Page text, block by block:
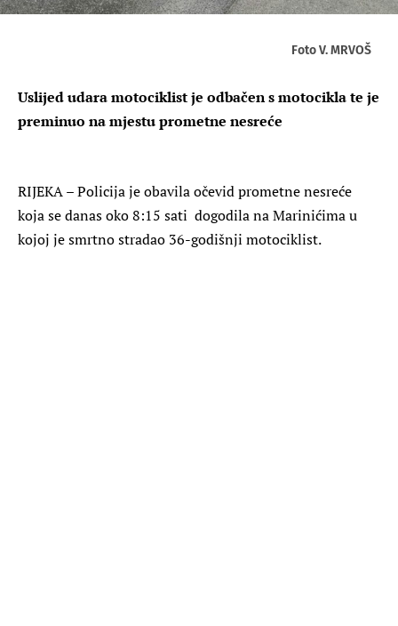
Foto V. MRVOŠ
Uslijed udara motociklist je odbačen s motocikla te je
preminuo na mjestu prometne nesreće
RIJEKA – Policija je obavila očevid prometne nesreće
koja se danas oko 8:15 sati dogodila na Marinićima u
kojoj je smrtno stradao 36-godišnji motociklist.